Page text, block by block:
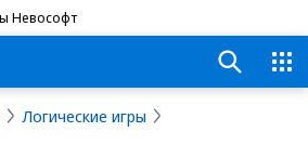
Невософт
Логические игры